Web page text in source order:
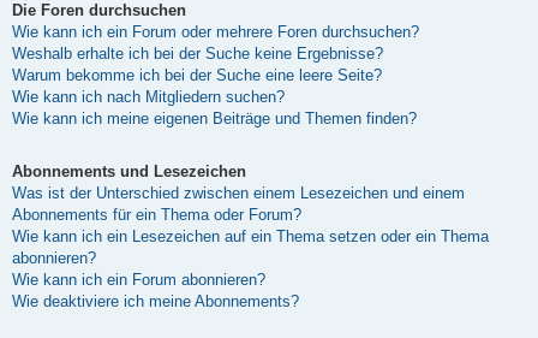
Die Foren durchsuchen
Wie kann ich ein Forum oder mehrere Foren durchsuchen?
Weshalb erhalte ich bei der Suche keine Ergebnisse?
Warum bekomme ich bei der Suche eine leere Seite?
Wie kann ich nach Mitgliedern suchen?
Wie kann ich meine eigenen Beiträge und Themen finden?
Abonnements und Lesezeichen
Was ist der Unterschied zwischen einem Lesezeichen und einem
Abonnements für ein Thema oder Forum?
Wie kann ich ein Lesezeichen auf ein Thema setzen oder ein Thema
abonnieren?
Wie kann ich ein Forum abonnieren?
Wie deaktiviere ich meine Abonnements?